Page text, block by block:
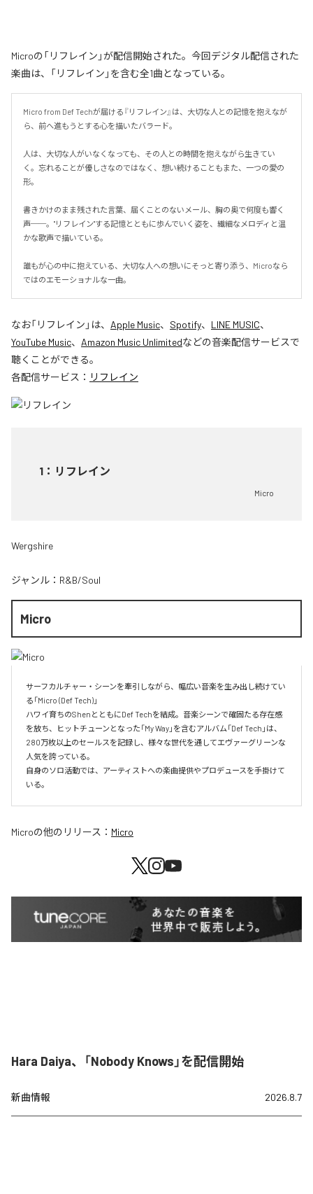
Microの「リフレイン」が配信開始された。今回デジタル配信された
楽曲は、「リフレイン」を含む全1曲となっている。
Micro from Def Techが届ける『リフレイン』は、大切な人との記憶を抱えなが
ら、前へ進もうとする心を描いたバラード。
人は、大切な人がいなくなっても、その人との時間を抱えながら生きてい
く。忘れることが優しさなのではなく、想い続けることもまた、一つの愛の
形。
書きかけのまま残された言葉、届くことのないメール、胸の奥で何度も響く
声──。"リフレイン"する記憶とともに歩んでいく姿を、繊細なメロディと温
かな歌声で描いている。
誰もが心の中に抱えている、大切な人への想いにそっと寄り添う、Microなら
ではのエモーショナルな一曲。
なお「リフレイン 」は、 Apple Music、 Spotify、 LINE MUSIC、
YouTube Music、 Amazon Music Unlimitedなどの音楽配信サービスで
聴くことができる。
各配信サービス： リフレイン
1 ： リフレイン
Micro
Wergshire
ジャンル： R&B/Soul
Micro
サーフカルチャー・シーンを牽引しながら、幅広い音楽を生み出し続けてい
る「Micro (Def Tech)」
ハワイ育ちのShenとともにDef Techを結成。音楽シーンで確固たる存在感
を放ち、ヒットチューンとなった「My Way」を含むアルバム「Def Tech」は、
280万枚以上のセールスを記録し、様々な世代を通してエヴァーグリーンな
人気を誇っている。
自身のソロ活動では、アーティストへの楽曲提供やプロデュースを手掛けて
いる。
Microの他のリリース： Micro
Hara Daiya、「Nobody Knows」を配信開始
新曲情報 2026.8.7